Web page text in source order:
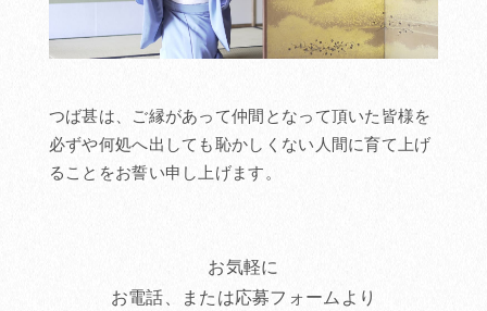
つば甚は、ご縁があって仲間となって頂いた皆様を
必ずや何処へ出しても恥かしくない人間に育て上げ
ることをお誓い申し上げます。
お気軽に
お電話、または応募フォームより